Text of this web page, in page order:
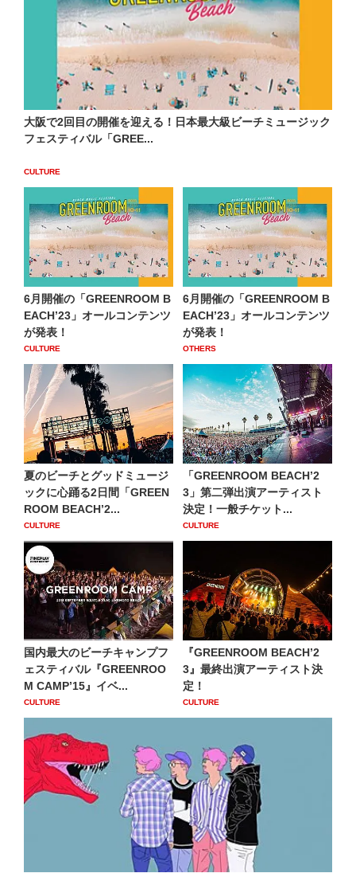
⼤阪で2回⽬の開催を迎える！⽇本最大級ビーチミュージック
フェスティバル「GREE...
CULTURE
6月開催の「GREENROOM B
EACHʼ23」オールコンテンツ
が発表！
CULTURE
6月開催の「GREENROOM B
EACHʼ23」オールコンテンツ
が発表！
OTHERS
夏のビーチとグッドミュージ
ックに心踊る2日間「GREEN
ROOM BEACHʼ2...
CULTURE
「GREENROOM BEACHʼ2
3」第二弾出演アーティスト
決定！一般チケット...
CULTURE
国内最大のビーチキャンプフ
ェスティバル『GREENROO
M CAMP’15』イベ...
CULTURE
『GREENROOM BEACH’2
3』最終出演アーティスト決
定！
CULTURE